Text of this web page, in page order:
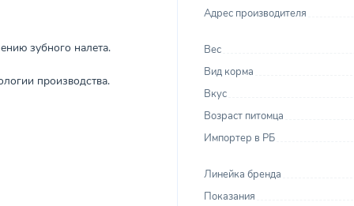
зубного налета.
производства.
Адрес производителя
Вес
Вид корма
Вкус
Возраст питомца
Импортер в РБ
Линейка бренда
Показания